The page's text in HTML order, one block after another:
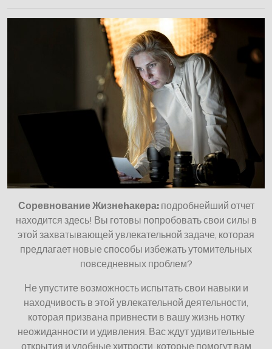
Соревнование Жизнеhакера:подробнейший отчет
находится здесь! Вы готовы попробовать свои силы в
этой захватывающей увлекательной задаче, которая
предлагает новые способы избежать утомительных
повседневных проблем?
Не упустите возможность испытать свои навыки и
находчивость в этой увлекательной деятельности,
которая призвана привнести в вашу жизнь нотку
неожиданности и удивления. Вас ждут удивительные
открытия и удобные хитрости, которые помогут вам